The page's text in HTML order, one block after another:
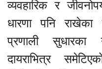
व्यवहारिक र
धारणा पनि राखेका
प्रणाली सुधारका
दायराभित्र